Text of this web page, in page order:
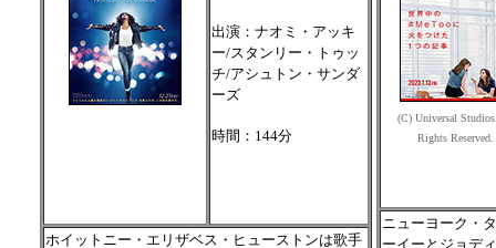
出演：ナオミ・アッキ
ー/スタンリー・トゥッ
チ/アシュトン・サンダ
ーズ
時間：144分
ホイットニー・エリザベス・ヒューストンは歌手
(C) Universal
Rights Reserved.
ニューヨーク・
ーイーとジョデ